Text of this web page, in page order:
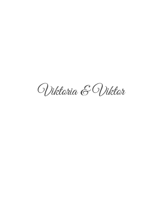
Viktoria & Viktor